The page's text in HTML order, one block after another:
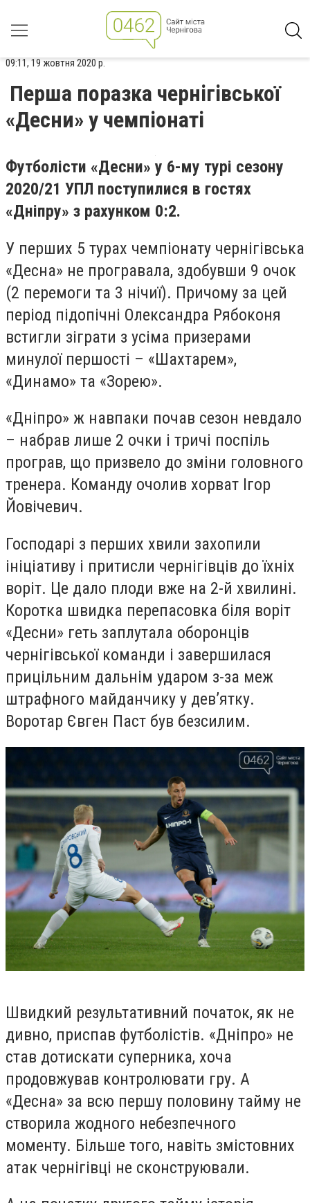
09:11, 19 жовтня 2020 р.
Перша поразка чернігівської
«Десни» у чемпіонаті
Футболісти «Десни» у 6-му турі сезону
2020/21 УПЛ поступилися в гостях
«Дніпру» з рахунком 0:2.
У перших 5 турах чемпіонату чернігівська
«Десна» не програвала, здобувши 9 очок
(2 перемоги та 3 нічиї). Причому за цей
період підопічні Олександра Рябоконя
встигли зіграти з усіма призерами
минулої першості – «Шахтарем»,
«Динамо» та «Зорею».
«Дніпро» ж навпаки почав сезон невдало
– набрав лише 2 очки і тричі поспіль
програв, що призвело до зміни головного
тренера. Команду очолив хорват Ігор
Йовічевич.
Господарі з перших хвили захопили
ініціативу і притисли чернігівців до їхніх
воріт. Це дало плоди вже на 2-й хвилині.
Коротка швидка перепасовка біля воріт
«Десни» геть заплутала оборонців
чернігівської команди і завершилася
прицільним дальнім ударом з-за меж
штрафного майданчику у дев’ятку.
Воротар Євген Паст був безсилим.
Швидкий результативний початок, як не
дивно, приспав футболістів. «Дніпро» не
став дотискати суперника, хоча
продовжував контролювати гру. А
«Десна» за всю першу половину тайму не
створила жодного небезпечного
моменту. Більше того, навіть змістовних
атак чернігівці не сконструювали.